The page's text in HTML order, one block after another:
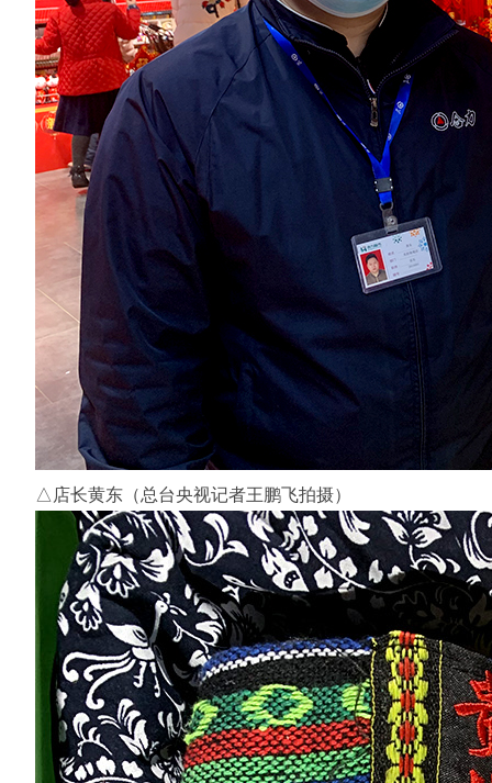
△店长黄东（总台央视记者王鹏飞拍摄）